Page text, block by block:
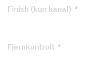
Finish (kun kanal) *
Fjernkontroll *